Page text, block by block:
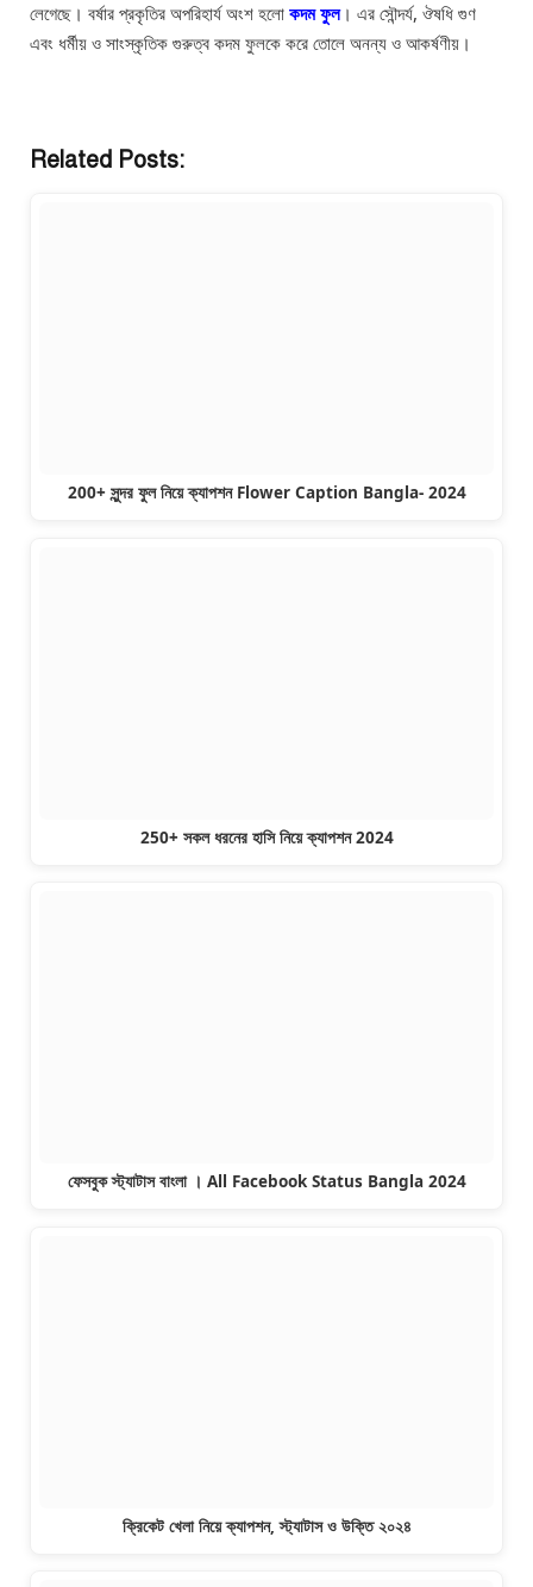
লেগেছে। বর্ষার প্রকৃতির অপরিহার্য অংশ হলো কদম ফুল। এর সৌন্দর্য, ঔষধি গুণ
এবং ধর্মীয় ও সাংস্কৃতিক গুরুত্ব কদম ফুলকে করে তোলে অনন্য ও আকর্ষণীয়।
Related Posts:
200+ সুন্দর ফুল নিয়ে ক্যাপশন Flower Caption Bangla- 2024
250+ সকল ধরনের হাসি নিয়ে ক্যাপশন 2024
ফেসবুক স্ট্যাটাস বাংলা । All Facebook Status Bangla 2024
ক্রিকেট খেলা নিয়ে ক্যাপশন, স্ট্যাটাস ও উক্তি ২০২৪